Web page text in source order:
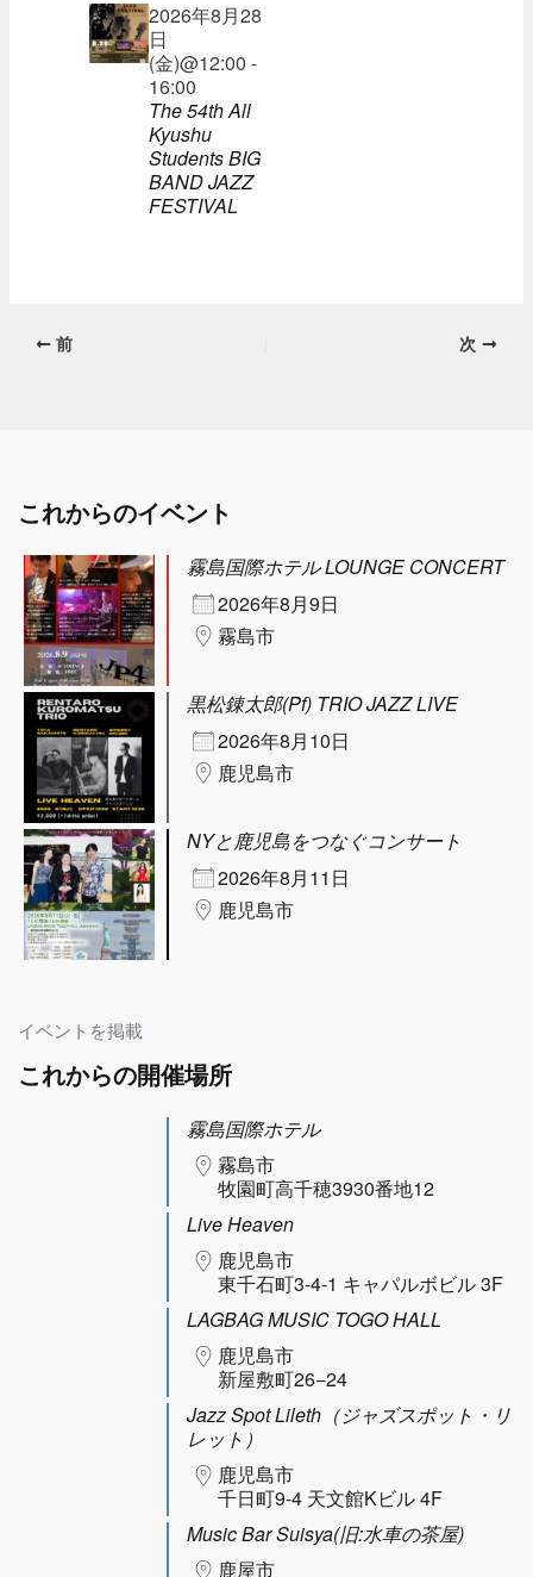
2026年8月28
日
(金)@12:00 -
16:00
The 54th All
Kyushu
Students BIG
BAND JAZZ
FESTIVAL
前 次
これからのイベント
霧島国際ホテル LOUNGE CONCERT
2026年8月9日
霧島市
黒松錬太郎(Pf) TRIO JAZZ LIVE
2026年8月10日
鹿児島市
NYと鹿児島をつなぐコンサート
2026年8月11日
鹿児島市
イベントを掲載
これからの開催場所
霧島国際ホテル
霧島市
牧園町高千穂3930番地12
Live Heaven
鹿児島市
東千石町3-4-1 キャパルボビル 3F
LAGBAG MUSIC TOGO HALL
鹿児島市
新屋敷町26−24
Jazz Spot Lileth（ジャズスポット・リ
レット）
鹿児島市
千日町9-4 天文館Kビル 4F
Music Bar Suisya(旧:水車の茶屋)
鹿屋市